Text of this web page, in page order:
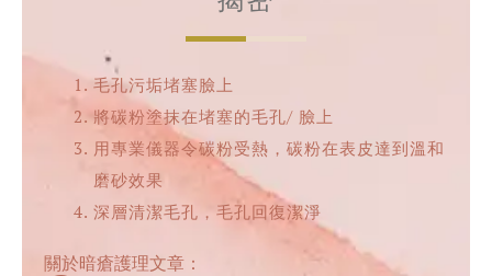
毛孔污垢堵塞臉上
將碳粉塗抹在堵塞的毛孔/ 臉上
用專業儀器令碳粉受熱，碳粉在表皮達到溫和
磨砂效果
深層清潔毛孔，毛孔回復潔淨
關於暗瘡護理文章：